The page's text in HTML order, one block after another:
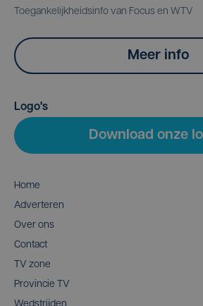
Toegankelijkheidsinfo van Focus en WTV
Meer info
Logo's
Download onze
Home
Adverteren
Over ons
Contact
TV zone
Provincie TV